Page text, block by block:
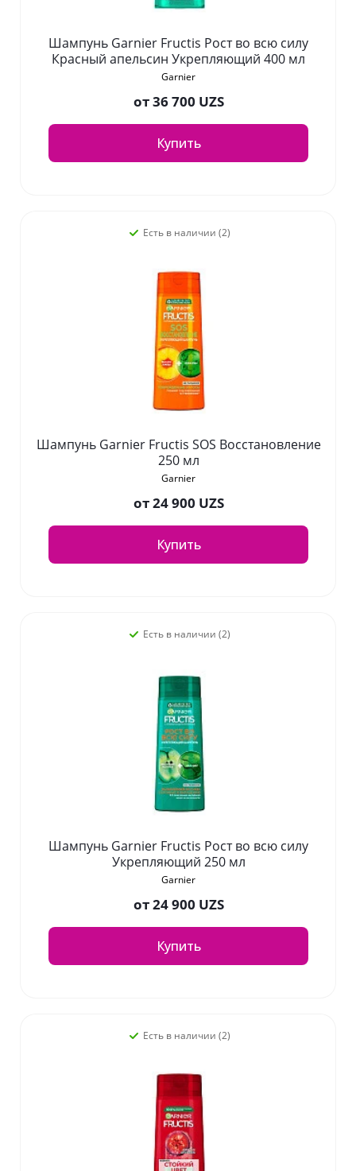
Шампунь Garnier Fructis Рост во всю силу
Красный апельсин Укрепляющий 400 мл
Garnier
от36 700 UZS
Купить
Есть в наличии (2)
Шампунь Garnier Fructis SOS Восстановление
250 мл
Garnier
от24 900 UZS
Купить
Есть в наличии (2)
Шампунь Garnier Fructis Рост во всю силу
Укрепляющий 250 мл
Garnier
от24 900 UZS
Купить
Есть в наличии (2)